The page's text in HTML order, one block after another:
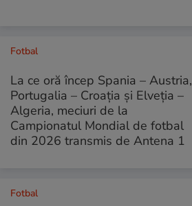
Fotbal
La ce oră încep Spania – Austria,
Portugalia – Croația și Elveția –
Algeria, meciuri de la
Campionatul Mondial de fotbal
din 2026 transmis de Antena 1
Fotbal